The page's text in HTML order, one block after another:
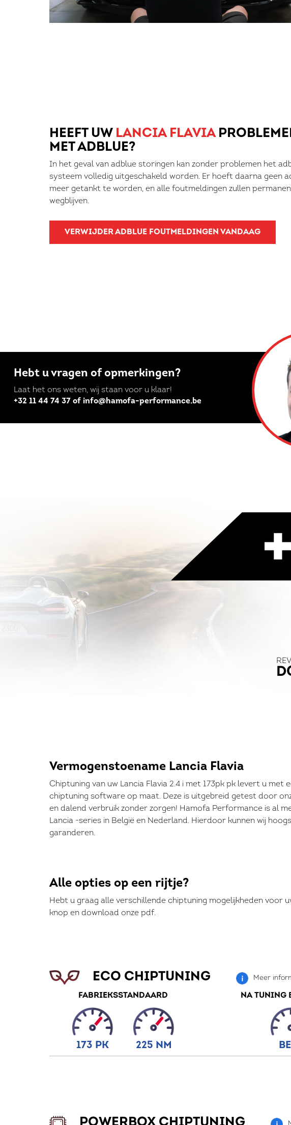
HEEFT UW LANCIA FLAVIA
MET ADBLUE?
In het geval van adblue storingen kan zonder problemen het
systeem volledig uitgeschakeld worden. Er hoeft daarna geen
meer getankt te worden, en alle foutmeldingen zullen
wegblijven.
VERWIJDER ADBLUE FOUTMELDINGEN VANDAAG
Hebt u vragen of opmerkingen?
Laat het ons weten, wij staan voor u klaar!
+32 11 44 74 37 of info@hamofa-performance.be
Vermogenstoename Lancia Flavia
Chiptuning van uw Lancia Flavia 2.4 i met 173pk pk levert u
chiptuning software op maat. Deze is uitgebreid getest door
en dalend verbruik zonder zorgen! Hamofa Performance is al
Lancia -series in België en Nederland. Hierdoor kunnen wij
garanderen.
Alle opties op een rijtje?
Hebt u graag alle verschillende chiptuning mogelijkheden voor
knop en download onze pdf.
ECO CHIPTUNING Meer
FABRIEKSSTANDAARD NA TUNING
173 PK 225 NM